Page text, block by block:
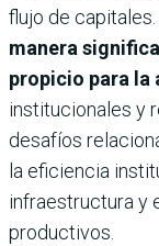
flujo de capitales.
manera
propicio para la
institucionales y
desafíos
la eficiencia
infraestructura y
productivos.